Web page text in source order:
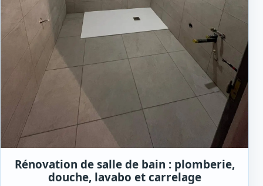
Rénovation de salle de bain : plomberie,
douche, lavabo et carrelage